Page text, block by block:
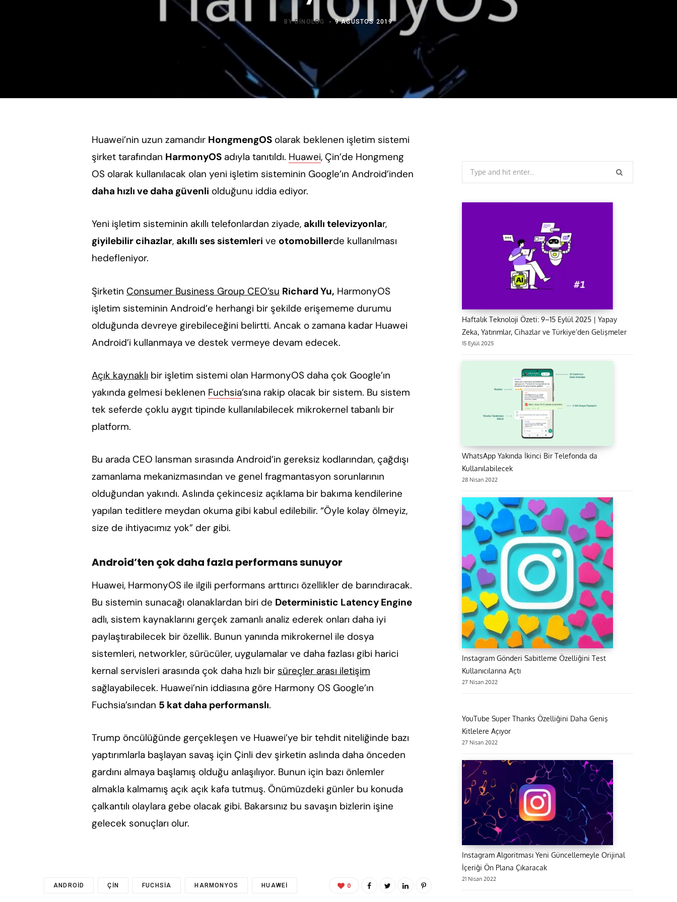
BYDINOLOG 9 AĞUSTOS 2019
Huawei’nin uzun zamandır HongmengOSolarak beklenen işletim sistemi
şirket tarafından HarmonyOSadıyla tanıtıldı. Huawei, Çin’de Hongmeng
OS olarak kullanılacak olan yeni işletim sisteminin Google’ın Android’inden
daha hızlı ve daha güvenli olduğunu iddia ediyor.
Yeni işletim sisteminin akıllı telefonlardan ziyade, akıllı televizyonlar,
giyilebilir cihazlar, akıllı ses sistemleri ve otomobillerde kullanılması
hedefleniyor.
Şirketin Consumer Business Group CEO’su Richard Yu, HarmonyOS
işletim sisteminin Android’e herhangi bir şekilde erişememe durumu
olduğunda devreye girebileceğini belirtti. Ancak o zamana kadar Huawei
Android’i kullanmaya ve destek vermeye devam edecek.
Açık kaynaklı bir işletim sistemi olan HarmonyOS daha çok Google’ın
yakında gelmesi beklenen Fuchsia’sına rakip olacak bir sistem. Bu sistem
tek seferde çoklu aygıt tipinde kullanılabilecek mikrokernel tabanlı bir
platform.
Bu arada CEO lansman sırasında Android’in gereksiz kodlarından, çağdışı
zamanlama mekanizmasından ve genel fragmantasyon sorunlarının
olduğundan yakındı. Aslında çekincesiz açıklama bir bakıma kendilerine
yapılan teditlere meydan okuma gibi kabul edilebilir. “Öyle kolay ölmeyiz,
size de ihtiyacımız yok” der gibi.
Android’ten çok daha fazla performans sunuyor
Huawei, HarmonyOS ile ilgili performans arttırıcı özellikler de barındıracak.
Bu sistemin sunacağı olanaklardan biri de Deterministic Latency Engine
adlı, sistem kaynaklarını gerçek zamanlı analiz ederek onları daha iyi
paylaştırabilecek bir özellik. Bunun yanında mikrokernel ile dosya
sistemleri, networkler, sürücüler, uygulamalar ve daha fazlası gibi harici
kernal servisleri arasında çok daha hızlı bir süreçler arası iletişim
sağlayabilecek. Huawei’nin iddiasına göre Harmony OS Google’ın
Fuchsia’sından 5 kat daha performanslı.
Trump öncülüğünde gerçekleşen ve Huawei’ye bir tehdit niteliğinde bazı
yaptırımlarla başlayan savaş için Çinli dev şirketin aslında daha önceden
gardını almaya başlamış olduğu anlaşılıyor. Bunun için bazı önlemler
almakla kalmamış açık açık kafa tutmuş. Önümüzdeki günler bu konuda
çalkantılı olaylara gebe olacak gibi. Bakarsınız bu savaşın bizlerin işine
gelecek sonuçları olur.
ANDROID ÇIN FUCHSIA HARMONYOS HUAWEI 0
Haftalık Teknoloji Özeti: 9–15 Eylül 2025 | Yapay
Zeka, Yatırımlar, Cihazlar ve Türkiye’den Gelişmeler
15 Eylül 2025
WhatsApp Yakında İkinci Bir Telefonda da
Kullanılabilecek
28 Nisan 2022
Instagram Gönderi Sabitleme Özelliğini Test
Kullanıcılarına Açtı
27 Nisan 2022
YouTube Super Thanks Özelliğini Daha Geniş
Kitlelere Açıyor
27 Nisan 2022
Instagram Algoritması Yeni Güncellemeyle Orijinal
İçeriği Ön Plana Çıkaracak
21 Nisan 2022